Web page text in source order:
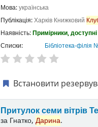
Мова:українська
Публікація:Харків Книжковий
Наявність:Примірники,
Списки:
Бібліотека-філія
Встановити
Притулок семи вітрів
за Гнатко, Дарина.